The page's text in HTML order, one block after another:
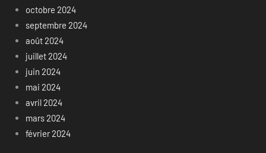
octobre 2024
septembre 2024
août 2024
juillet 2024
juin 2024
mai 2024
avril 2024
mars 2024
février 2024